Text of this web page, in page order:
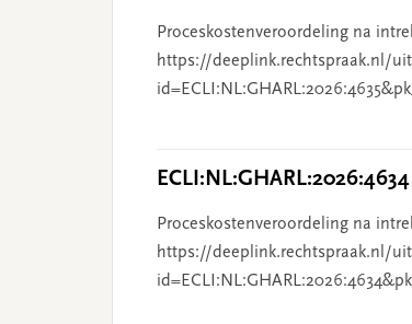
Proceskostenveroordeling na
https://deeplink.rechtspraak.nl/
Proceskostenveroordeling na
https://deeplink.rechtspraak.nl/